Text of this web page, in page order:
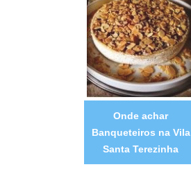
Onde achar
Banqueteiros na Vila
Santa Terezinha